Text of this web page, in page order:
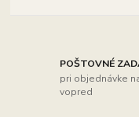
POŠTOVNÉ
pri objednávke
vopred